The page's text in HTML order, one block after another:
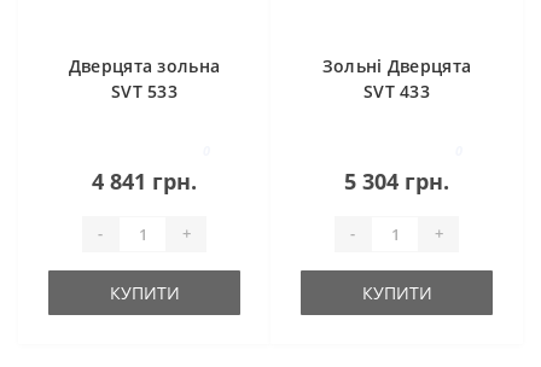
Дверцята зольна
SVT 533
4 841 грн.
- +
КУПИТИ
Зольні Дверцята
SVT 433
5 304 грн.
- +
КУПИТИ